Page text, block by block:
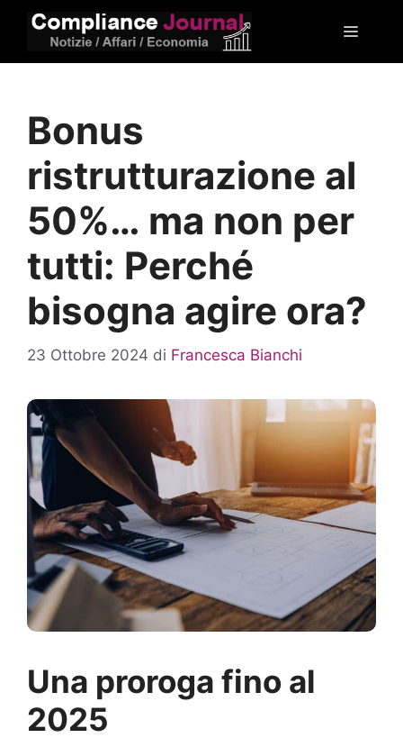
Menu
Bonus
ristrutturazione al
50%… ma non per
tutti: Perché
bisogna agire ora?
23 Ottobre 2024 di Francesca Bianchi
Una proroga fino al
2025